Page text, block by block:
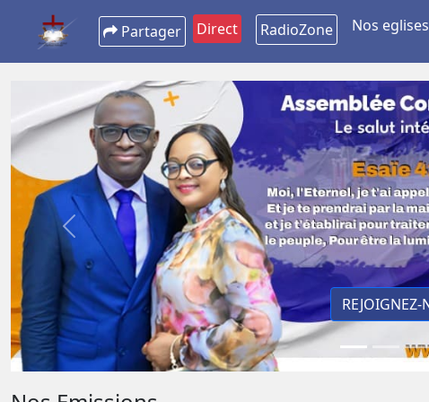
Partager Direct RadioZone Nos eglises
Previous